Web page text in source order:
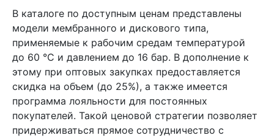
В каталоге по доступным ценам представлены
модели мембранного и дискового типа,
применяемые к рабочим средам температурой
до 60 °C и давлением до 16 бар. В дополнение к
этому при оптовых закупках предоставляется
скидка на объем (до 25%), а также имеется
программа лояльности для постоянных
покупателей. Такой ценовой стратегии позволяет
придерживаться прямое сотрудничество с